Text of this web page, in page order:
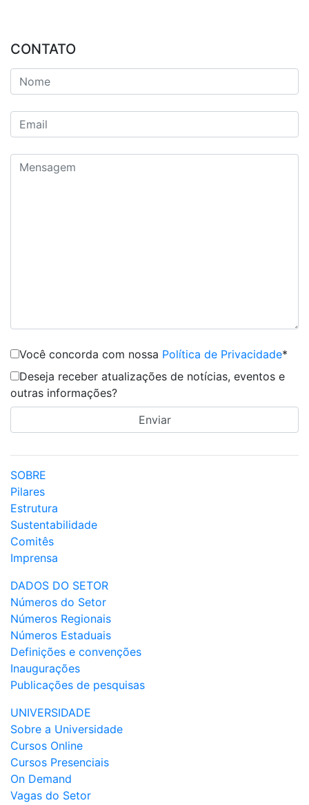
CONTATO
Você concorda com nossa Política de Privacidade*
Deseja receber atualizações de notícias, eventos e
outras informações?
SOBRE
Pilares
Estrutura
Sustentabilidade
Comitês
Imprensa
DADOS DO SETOR
Números do Setor
Números Regionais
Números Estaduais
Definições e convenções
Inaugurações
Publicações de pesquisas
UNIVERSIDADE
Sobre a Universidade
Cursos Online
Cursos Presenciais
On Demand
Vagas do Setor